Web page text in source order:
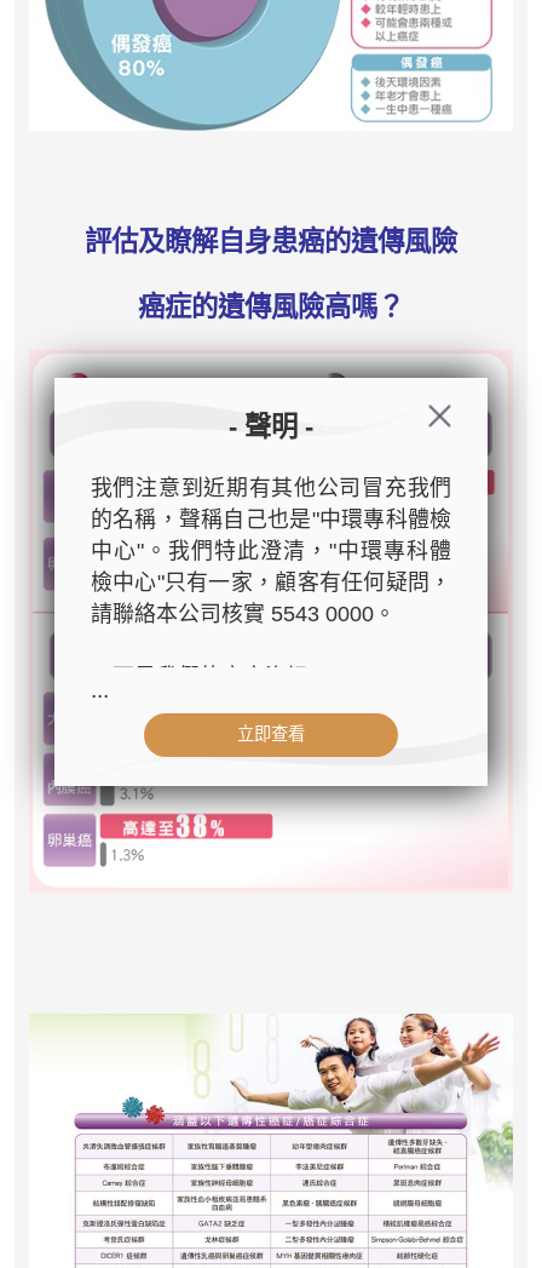
評估及瞭解自身患癌的遺傳風險
癌症的遺傳風險高嗎？
- 聲明 -
我們注意到近期有其他公司冒充我們
的名稱，聲稱自己也是"中環專科體檢
中心"。我們特此澄清，"中環專科體
檢中心"只有一家，顧客有任何疑問，
請聯絡本公司核實 5543 0000。
- 公司名稱：中環專科體檢中心（The
Central Health Center）
心42樓4203室（中環港鐵站出口
D1）
- 服務熱線：(852) 3180 9809
康人士提供尊尚而優質的體檢服務，
一站式進行全方位檢查。
如果您有任何疑問或需要進一步了
解，請隨時與我們聯繫。謝謝您的支
持！
祝您健康愉快！
...
立即查看